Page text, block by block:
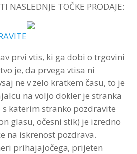
NASLEDNJE TOČKE PRODAJE:
prvi vtis, ki ga dobi o trgovini
je, da prvega vtisa ni
ne v zelo kratkem času, to je
na voljo dokler je stranka
katerim stranko pozdravite
glasu, očesni stik) je izredno
na iskrenost pozdrava.
prihajajočega, prijeten